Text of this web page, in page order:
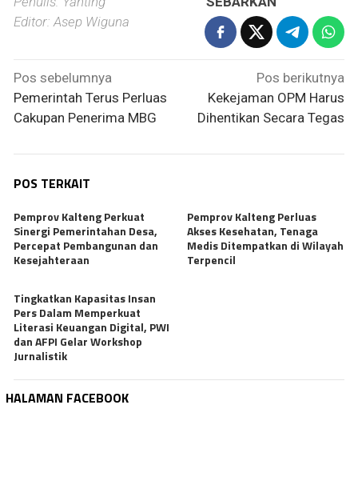
Editor: Asep Wiguna
Navigasi
pos
Pos sebelumnya
Pemerintah Terus Perluas
Cakupan Penerima MBG
Pos berikutnya
Kekejaman OPM Harus
Dihentikan Secara Tegas
POS TERKAIT
Pemprov Kalteng Perkuat
Sinergi Pemerintahan Desa,
Percepat Pembangunan dan
Kesejahteraan
Pemprov Kalteng Perluas
Akses Kesehatan, Tenaga
Medis Ditempatkan di Wilayah
Terpencil
Tingkatkan Kapasitas Insan
Pers Dalam Memperkuat
Literasi Keuangan Digital, PWI
dan AFPI Gelar Workshop
Jurnalistik
HALAMAN FACEBOOK